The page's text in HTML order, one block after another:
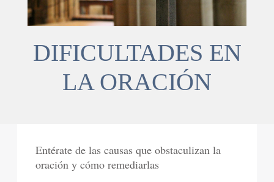
DIFICULTADES EN
LA ORACIÓN
Entérate de las causas que obstaculizan la
oración y cómo remediarlas